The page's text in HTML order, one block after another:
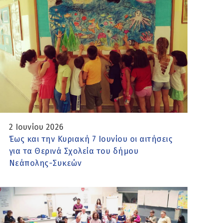
2 Ιουνίου 2026
Έως και την Κυριακή 7 Ιουνίου οι αιτήσεις
για τα Θερινά Σχολεία του δήμου
Νεάπολης-Συκεών